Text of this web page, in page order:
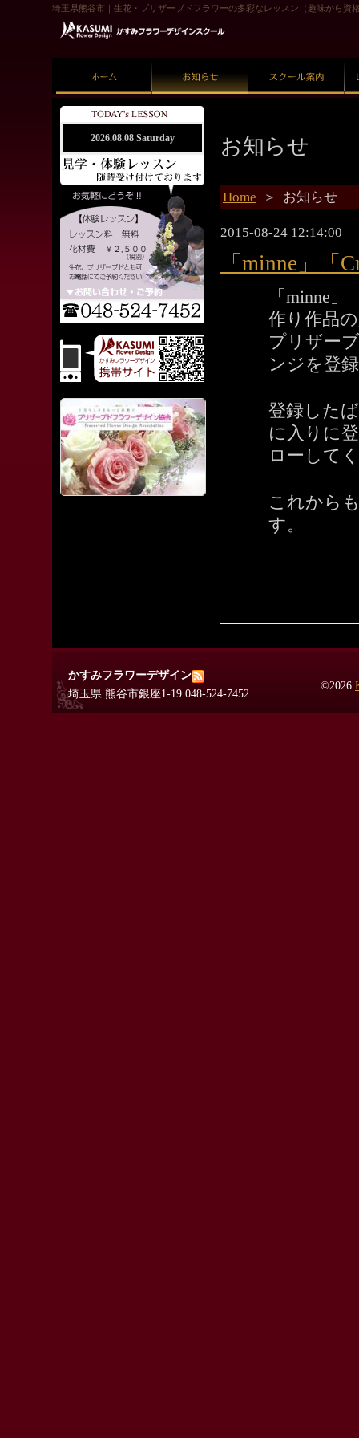
埼玉県熊谷市｜生花・プリザーブドフラワーの多彩なレッスン（趣味から
お知らせ
Home ＞ お知らせ
2015-08-24 12:14:00
「minne」「
「minne
作り作品
プリザー
ンジを登
登録した
に入りに
ローして
これから
す。
2026.08.08 Saturday
©2026
かすみフラワーデザイン
埼玉県 熊谷市銀座1-19 048-524-7452